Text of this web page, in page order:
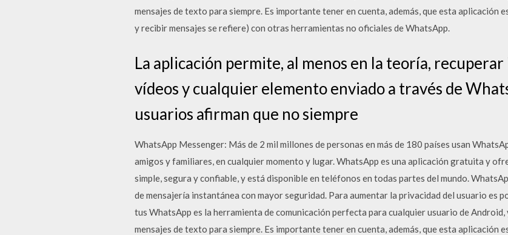
mensajes de texto para siempre. Es importante tener en cuenta, además, que esta aplicación
y recibir mensajes se refiere) con otras herramientas no oficiales de WhatsApp.
La aplicación permite, al menos en la teoría,
vídeos y cualquier elemento enviado a través de
usuarios afirman que no siempre
WhatsApp Messenger: Más de 2 mil millones de personas en más de 180 países usan
amigos y familiares, en cualquier momento y lugar. WhatsApp es una aplicación gratuita y
simple, segura y confiable, y está disponible en teléfonos en todas partes del mundo.
de mensajería instantánea con mayor seguridad. Para aumentar la privacidad del usuario es
tus WhatsApp es la herramienta de comunicación perfecta para cualquier usuario de
mensajes de texto para siempre. Es importante tener en cuenta, además, que esta aplicación